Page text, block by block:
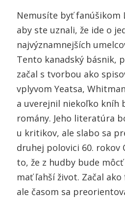
Nemusíte byť fanúšikom
aby ste uznali, že ide o
najvýznamnejších
Tento kanadský básnik,
začal s tvorbou ako
vplyvom Yeatsa,
a uverejnil niekoľko kníh
romány. Jeho literatúra
u kritikov, ale slabo sa
druhej polovici 60. rokov
to, že z hudby bude
mať ľahší život. Začal
ale časom sa